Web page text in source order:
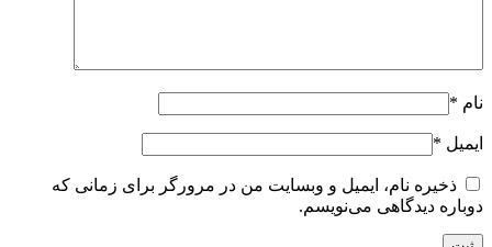
نام *
ایمیل *
ذخیره نام، ایمیل و وبسایت من در مرورگر برای زمانی که
دوباره دیدگاهی می‌نویسم.